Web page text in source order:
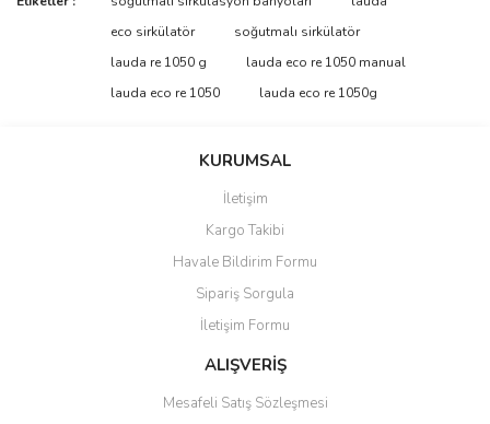
Bu ürüne ilk yorumu siz yapın!
Yorum Yaz
tarafımıza iletebilirsiniz.
Görüş ve önerileriniz için teşekkür ederiz.
Ürün fiyatı diğer sitelerden daha pahalı.
Bu ürüne benzer farklı alternatifler olmalı.
eco sirkülatör
soğutmalı sirkülatör
lauda re 1050 g
lauda eco re 1050 manual
lauda eco re 1050
lauda eco re 1050g
KURUMSAL
İletişim
Kargo Takibi
Havale Bildirim Formu
Sipariş Sorgula
İletişim Formu
ALIŞVERİŞ
Mesafeli Satış Sözleşmesi